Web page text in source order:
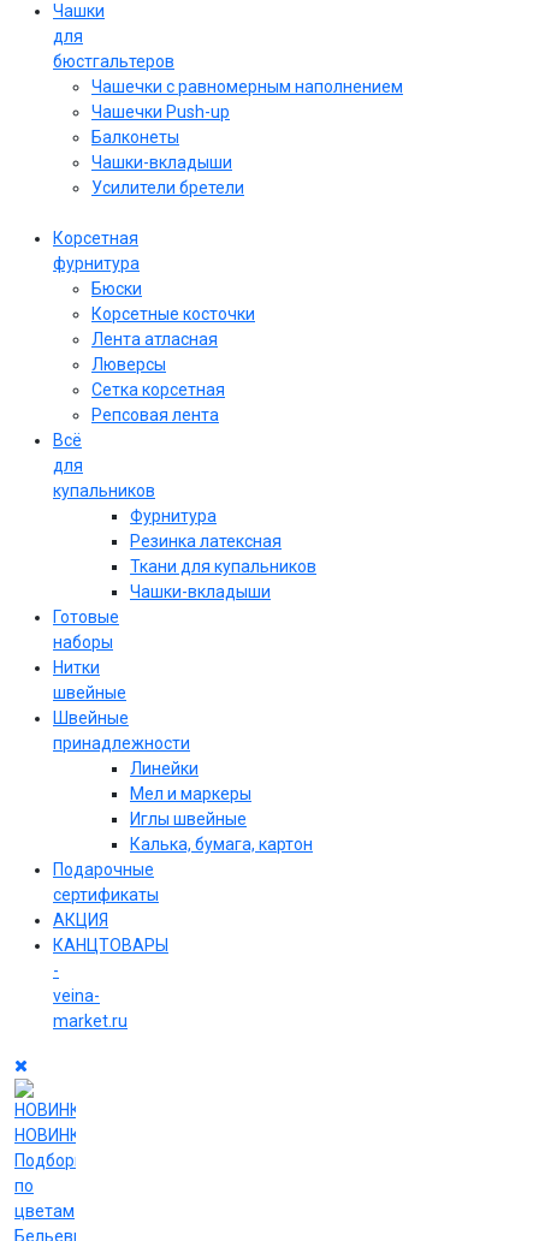
Чашки
для
бюстгальтеров
Чашечки с равномерным наполнением
Чашечки Push-up
Балконеты
Чашки-вкладыши
Усилители бретели
Корсетная
фурнитура
Бюски
Корсетные косточки
Лента атласная
Люверсы
Сетка корсетная
Репсовая лента
Всё
для
купальников
Фурнитура
Резинка латексная
Ткани для купальников
Чашки-вкладыши
Готовые
наборы
Нитки
швейные
Швейные
принадлежности
Линейки
Мел и маркеры
Иглы швейные
Калька, бумага, картон
Подарочные
сертификаты
АКЦИЯ
КАНЦТОВАРЫ
-
veina-
market.ru
НОВИНКИ
Подборки
по
цветам
Бельевые